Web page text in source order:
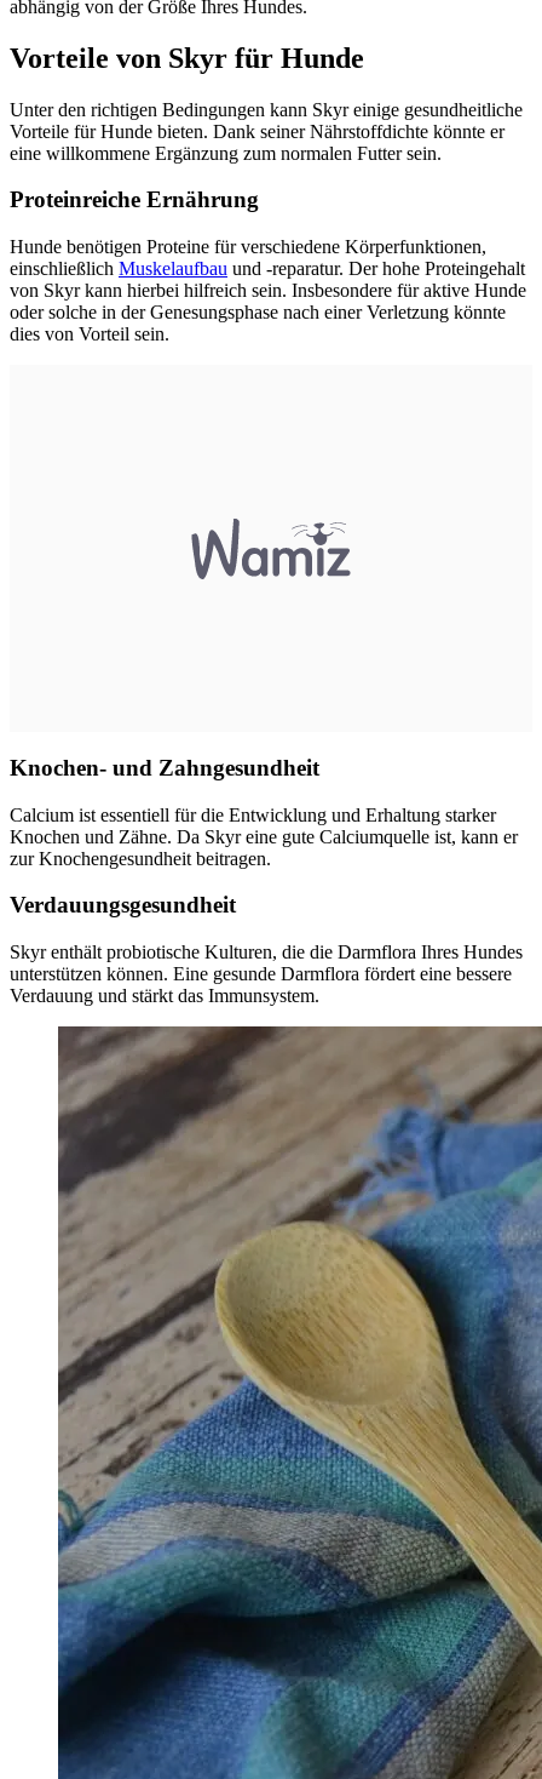
abhängig von der Größe Ihres Hundes.
Vorteile von Skyr für Hunde
Unter den richtigen Bedingungen kann Skyr einige gesundheitliche
Vorteile für Hunde bieten. Dank seiner Nährstoffdichte könnte er
eine willkommene Ergänzung zum normalen Futter sein.
Proteinreiche Ernährung
Hunde benötigen Proteine für verschiedene Körperfunktionen,
einschließlich Muskelaufbau und -reparatur. Der hohe Proteingehalt
von Skyr kann hierbei hilfreich sein. Insbesondere für aktive Hunde
oder solche in der Genesungsphase nach einer Verletzung könnte
dies von Vorteil sein.
Knochen- und Zahngesundheit
Calcium ist essentiell für die Entwicklung und Erhaltung starker
Knochen und Zähne. Da Skyr eine gute Calciumquelle ist, kann er
zur Knochengesundheit beitragen.
Verdauungsgesundheit
Skyr enthält probiotische Kulturen, die die Darmflora Ihres Hundes
unterstützen können. Eine gesunde Darmflora fördert eine bessere
Verdauung und stärkt das Immunsystem.